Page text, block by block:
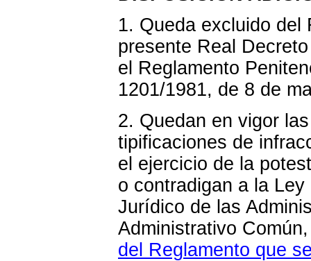
1. Queda excluido del
presente Real
el Reglamento
1201/1981, de 8 de
2. Quedan en vigor
tipificaciones de
el ejercicio de la
o contradigan a la
Jurídico de las
Administrativo
del Reglamento que